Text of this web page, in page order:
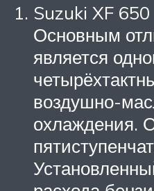
Suzuki XF
Основным
является
воздушно-
охлаждения.